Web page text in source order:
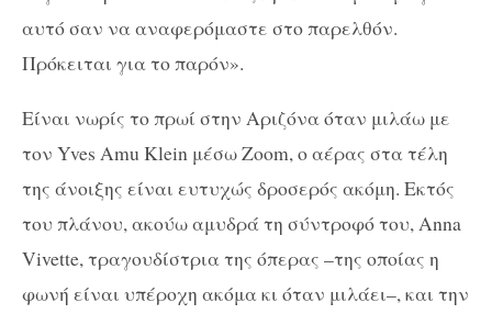
αυτό σαν να αναφερόμαστε στο παρελθόν.
Πρόκειται για το παρόν».
Είναι νωρίς το πρωί στην Αριζόνα όταν μιλάω με
τον Yves AmuKlein μέσωZoom, ο αέρας στα τέλη
της άνοιξης είναι ευτυχώς δροσερός ακόμη. Εκτός
του πλάνου, ακούω αμυδρά τη σύντροφό του,Anna
Vivette, τραγουδίστρια της όπερας –της οποίας η
φωνή είναι υπέροχη ακόμα κι όταν μιλάει–, και την